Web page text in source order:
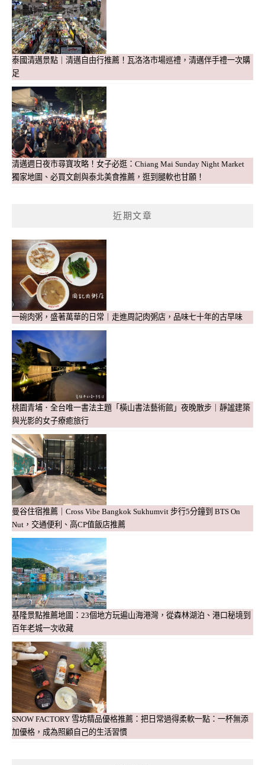
泰國清邁景點｜清邁自由行推薦！瓦洛洛市場巡禮，清邁伴手禮一次購
足
清邁週日夜市尋寶攻略！女子必逛：Chiang Mai Sunday Night Market
獨家地圖、必買文創與泰北美食推薦，逛到腿軟也甘願！
近期文章
一碗肉粥，盛著萬華的日常｜走進周記肉粥店，品味七十年的古早味
桃園青埔．全台唯一書法主題「橫山書法藝術館」夜晚散步｜靜謐建築
與光影的女子療癒旅行
曼谷住宿推薦｜Cross Vibe Bangkok Sukhumvit 步行5分鐘到 BTS On
Nut，交通便利、高CP值飯店推薦
基隆景點推薦地圖：23個地方玩遍山海港灣，從森林湖泊、港口秘境到
百年老城一次收藏
SNOW FACTORY 雪坊精品優格推薦：把日常過得柔軟一點：一杯無添
加優格，成為照顧自己的生活習慣